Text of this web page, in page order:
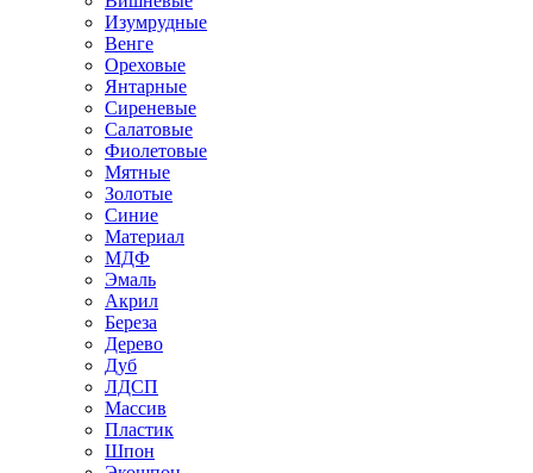
Изумрудные
Венге
Ореховые
Янтарные
Сиреневые
Салатовые
Фиолетовые
Мятные
Золотые
Синие
Материал
МДФ
Эмаль
Акрил
Береза
Дерево
Дуб
ЛДСП
Массив
Пластик
Шпон